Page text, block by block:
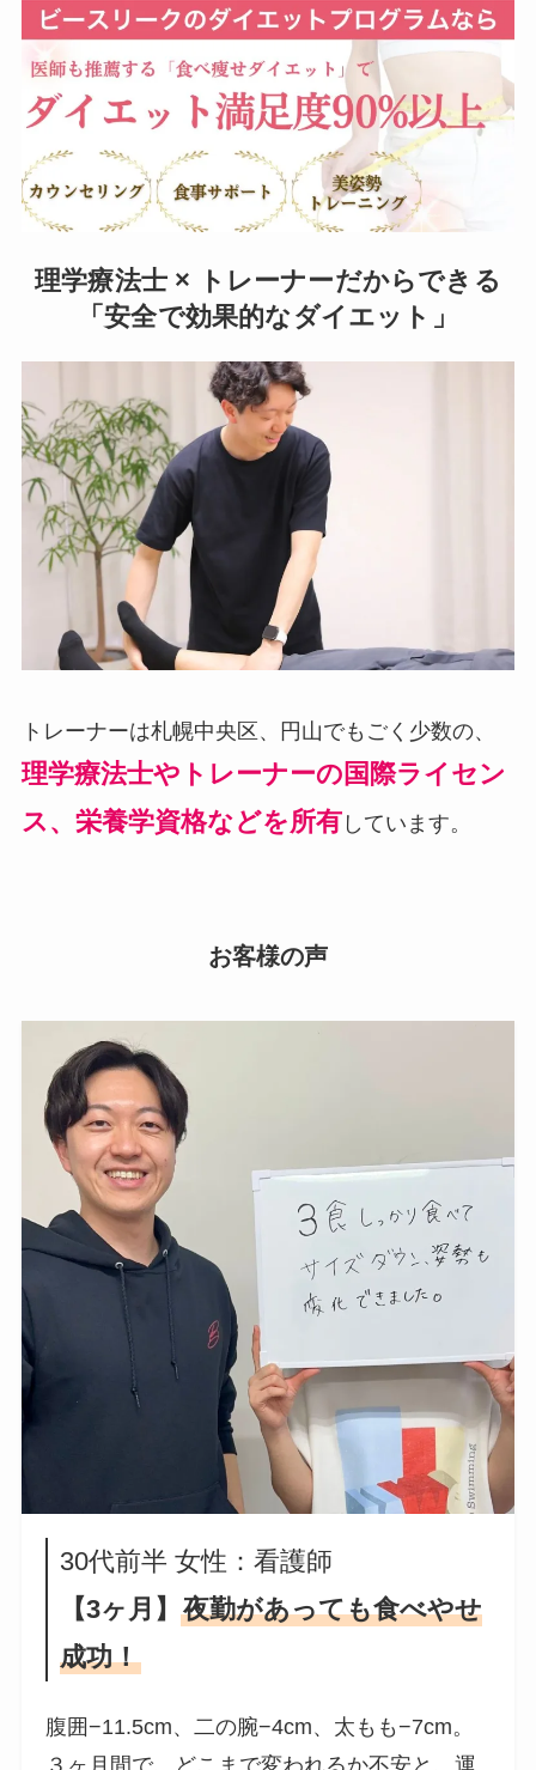
理学療法士 × トレーナーだからできる
「安全で効果的なダイエット」
トレーナーは札幌中央区、円山でもごく少数の、
理学療法士やトレーナーの国際ライセン
ス、栄養学資格などを所有 しています。
お客様の声
30代前半 女性：看護師
【3ヶ月】夜勤があっても食べやせ
成功！
腹囲−11.5cm、二の腕−4cm、太もも−7cm。